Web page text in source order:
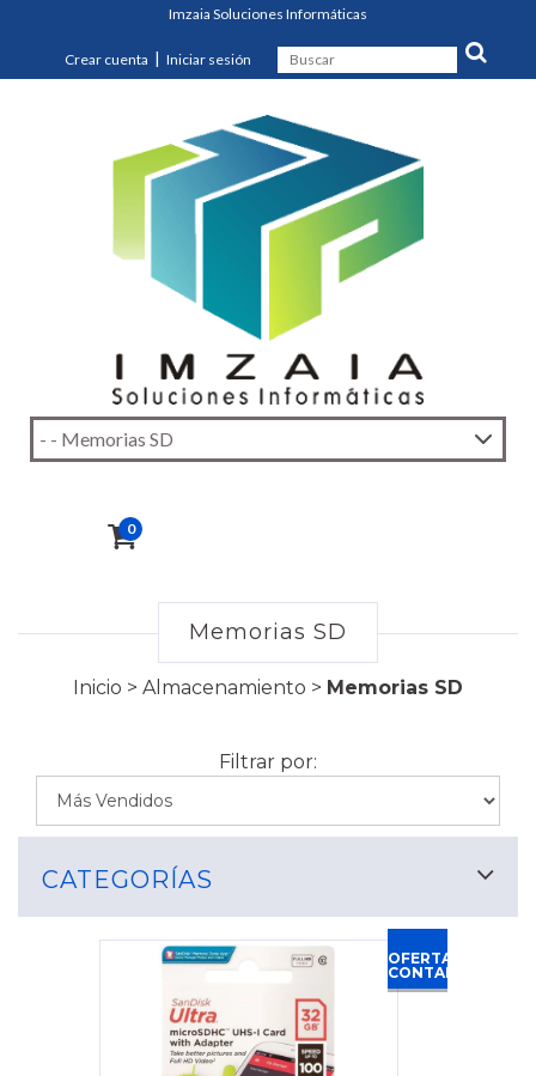
Imzaia Soluciones Informáticas
Crear cuenta | Iniciar sesión
0
Memorias SD
Inicio > Almacenamiento > Memorias SD
Filtrar por:
CATEGORÍAS
OFERTA
CONTADO